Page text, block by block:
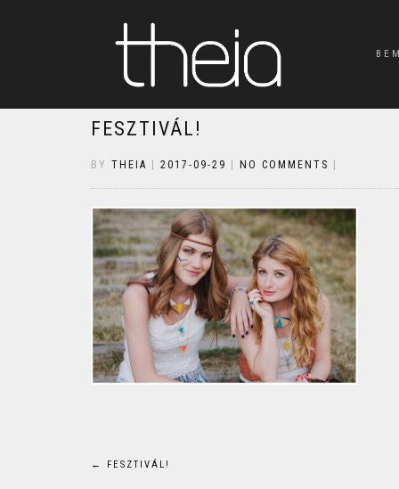
FESZTIVÁL!
BY THEIA 2017-09-29 NO COMMENTS
Bejegyzés
← FESZTIVÁL!